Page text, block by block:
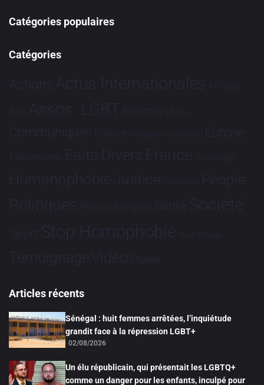
Catégories populaires
Catégories
Actions Actus Internationales Afrique
Asie Assos. LGBT Bioéthique Brève
Communiqués Culture Dialogues France-Brésil Europe
Evénements Faits Divers France Hommage
HumanophobieJustice Partenariat People
Politiques Projets Religion Santé Société
Sport Stop Homophobie Tech Tribune
TémoignageVidéo Études
Articles récents
Sénégal : huit femmes arrêtées, l’inquiétude
grandit face à la répression LGBT+
02/08/2026
Un élu républicain, qui présentait les LGBTQ+
comme un danger pour les enfants, inculpé pour